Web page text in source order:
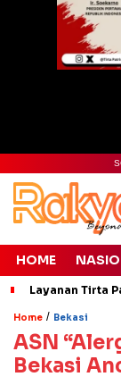
HOME
Layanan Tirta
Home / Bekasi
ASN
Bekasi